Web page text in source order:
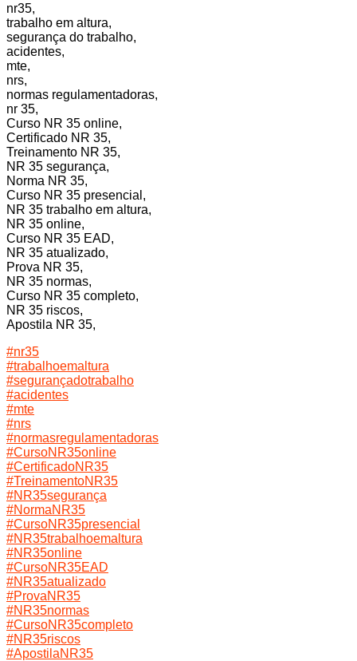
nr35,
trabalho em altura,
segurança do trabalho,
acidentes,
mte,
nrs,
normas regulamentadoras,
nr 35,
Curso NR 35 online,
Certificado NR 35,
Treinamento NR 35,
NR 35 segurança,
Norma NR 35,
Curso NR 35 presencial,
NR 35 trabalho em altura,
NR 35 online,
Curso NR 35 EAD,
NR 35 atualizado,
Prova NR 35,
NR 35 normas,
Curso NR 35 completo,
NR 35 riscos,
Apostila NR 35,
#nr35
#trabalhoemaltura
#segurançadotrabalho
#acidentes
#mte
#nrs
#normasregulamentadoras
#CursoNR35online
#CertificadoNR35
#TreinamentoNR35
#NR35segurança
#NormaNR35
#CursoNR35presencial
#NR35trabalhoemaltura
#NR35online
#CursoNR35EAD
#NR35atualizado
#ProvaNR35
#NR35normas
#CursoNR35completo
#NR35riscos
#ApostilaNR35